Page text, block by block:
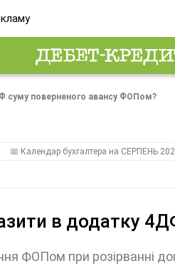
суму поверненого авансу ФОПом?
📅 Календар бухгалтера на СЕРПЕНЬ
в додатку
ФОПом при розірванні